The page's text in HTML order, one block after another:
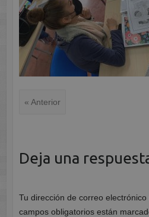
« Anterior
Deja una
Tu dirección de correo electrónico
campos obligatorios están